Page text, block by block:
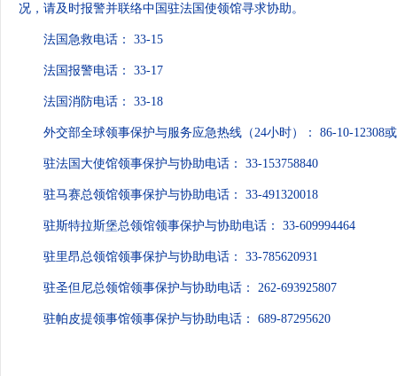
况，请及时报警并联络中国驻法国使领馆寻求协助。
法国急救电话： 33-15
法国报警电话： 33-17
法国消防电话： 33-18
外交部全球领事保护与服务应急热线（24小时）： 86-10-12308或
驻法国大使馆领事保护与协助电话： 33-153758840
驻马赛总领馆领事保护与协助电话： 33-491320018
驻斯特拉斯堡总领馆领事保护与协助电话： 33-609994464
驻里昂总领馆领事保护与协助电话： 33-785620931
驻圣但尼总领馆领事保护与协助电话： 262-693925807
驻帕皮提领事馆领事保护与协助电话： 689-87295620